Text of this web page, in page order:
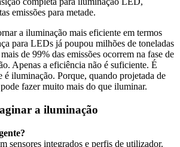
emissões para metade.
a iluminação mais eficiente em termos
para LEDs já poupou milhões de toneladas
de 99% das emissões ocorrem na fase de
Apenas a eficiência não é suficiente. É
é iluminação. Porque, quando projetada de
fazer muito mais do que iluminar.
a iluminação
sensores integrados e perfis de utilizador.